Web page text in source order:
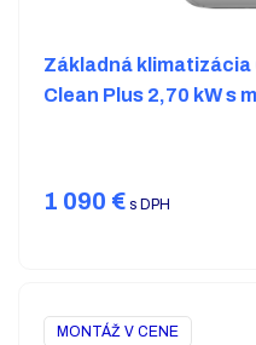
Základná klimatizácia
Clean Plus 2,70 kW s
1 090 € s DPH
MONTÁŽ V CENE